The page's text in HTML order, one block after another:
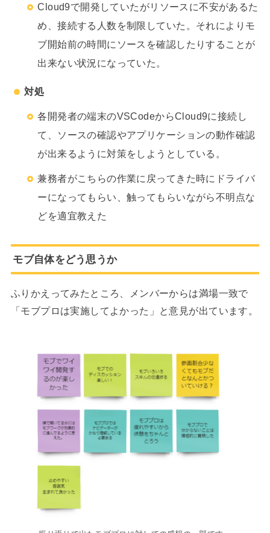
Cloud9で開発していたがリソースに不安があるた
め、接続する人数を制限していた。それによりモ
ブ開始前の時間にソースを確認したりすることが
出来ない状況になっていた。
対処
各開発者の端末のVSCodeからCloud9に接続し
て、ソースの確認やアプリケーションの動作確認
が出来るように対策をしようとしている。
兼務者がこちらの作業に戻ってきた時にドライバ
ーになってもらい、触ってもらいながら不明点な
どを適宜教えた
モブ自体をどう思うか
ふりかえってみたところ、メンバーからは満場一致で
「モブプロは実施してよかった」と意見が出ています。